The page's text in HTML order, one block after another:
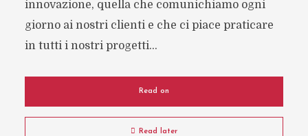
innovazione, quella che comunichiamo ogni
giorno ai nostri clienti e che ci piace praticare
in tutti i nostri progetti...
Read on
Read later